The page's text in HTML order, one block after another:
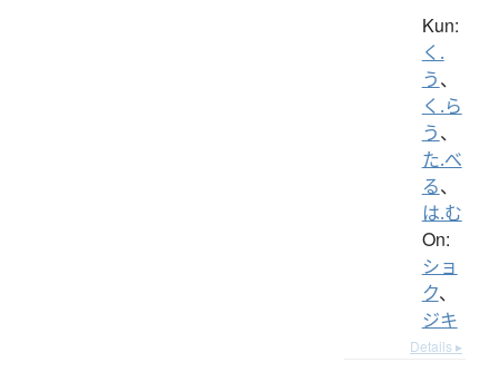
Kun:
く.
う、
く.ら
う、
た.べ
る、
は.む
On:
ショ
ク、
ジキ
Details ▸